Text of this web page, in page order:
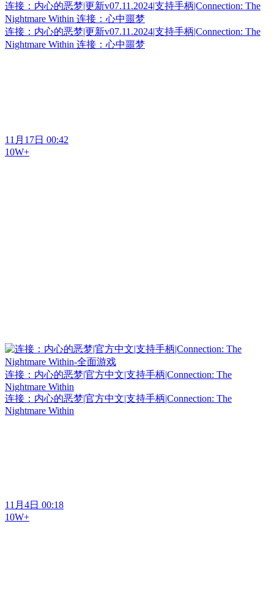
连接：内心的恶梦|更新v07.11.2024|支持手柄|Connection: The
Nightmare Within 连接：心中噩梦
连接：内心的恶梦|更新v07.11.2024|支持手柄|Connection: The
Nightmare Within 连接：心中噩梦
11月17日 00:42
10W+
连接：内心的恶梦|官方中文|支持手柄|Connection: The
Nightmare Within
连接：内心的恶梦|官方中文|支持手柄|Connection: The
Nightmare Within
11月4日 00:18
10W+